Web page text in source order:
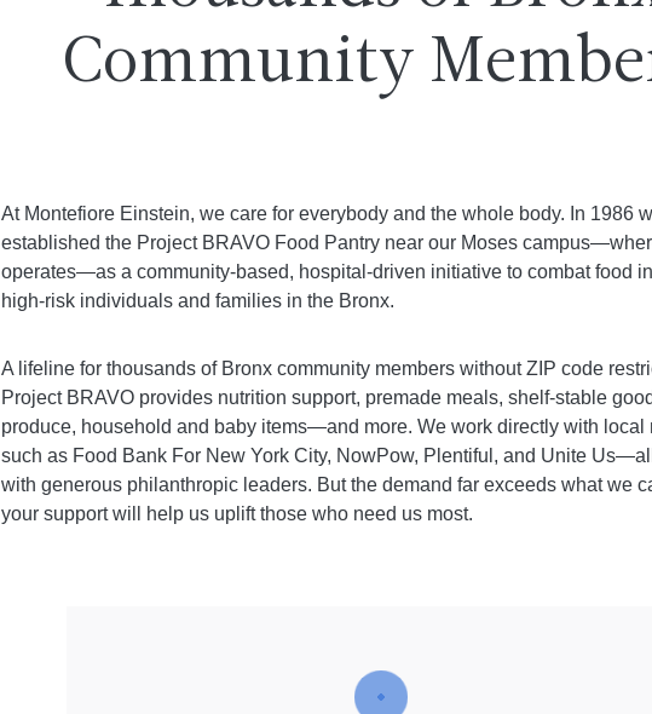
Community
At Montefiore Einstein, we care for everybody and the whole body. In 1986
established the Project BRAVO Food Pantry near our Moses
operates—as a community-based, hospital-driven initiative to combat food
high-risk individuals and families in the Bronx.
A lifeline for thousands of Bronx community members without ZIP code
Project BRAVO provides nutrition support, premade meals, shelf-stable
produce, household and baby items—and more. We work directly with local
such as Food Bank For New York City, NowPow, Plentiful, and Unite
with generous philanthropic leaders. But the demand far exceeds what we
your support will help us uplift those who need us most.